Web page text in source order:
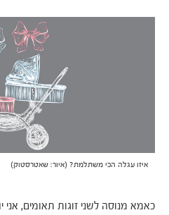
איזו עגלה הכי משתלמת? (איור: שאטרסטוק)
כאמא מנוסה לשני זוגות תאומים,